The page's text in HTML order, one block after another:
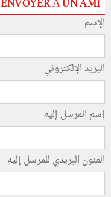
ENVOYER À UN AMI
الإسم
البريد الإلكتروني
إسم المرسل إليه
العنون البريدي للمرسل إليه